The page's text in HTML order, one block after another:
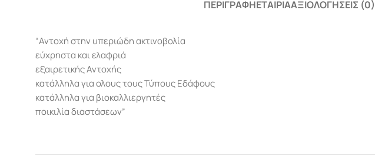
ΠΕΡΙΓΡΑΦΉΕΤΑΙΡΊΑΑΞΙΟΛΟΓΉΣΕΙΣ (0)
“Αντοχή στην υπεριώδη ακτινοβολία
εύχρηστα και ελαφριά
εξαιρετικής Αντοχής
κατάλληλα για ολους τους Τύπους Εδάφους
κατάλληλα για βιοκαλλιεργητές
ποικιλία διαστάσεων”